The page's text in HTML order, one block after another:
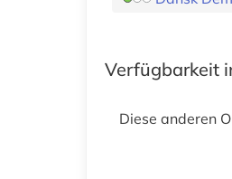
Verfügbarkeit
Diese anderen